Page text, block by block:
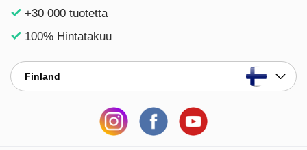
+30 000 tuotetta
100% Hintatakuu
Finland